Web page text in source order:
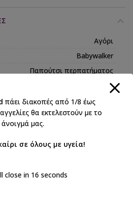
Αγόρι
Babywalker
Παπούτσι περπατήματος
Βάπτιση αγόρι, Βαπτιστικά
πάει διακοπές από 1/8 έως
θα εκτελεστούν με το
άνοιγμά μας.
σε όλους με υγεία!
close in 16 seconds